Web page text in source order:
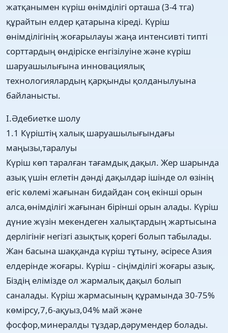
жатқанымен күріш өнімділігі орташа (3-4 тга)
құрайтын елдер қатарына кіреді. Күріш
өнімділігінің жоғарылауы жаңа интенсивті типті
сорттардың өндіріске енгізілуіне және күріш
шаруашылығына инновациялық
технологиялардың қарқынды қолданылуына
байланысты.
I.Әдебиетке шолу
1.1 Күріштің халық шаруашылығындағы
маңызы,таралуы
Күріш көп таралған тағамдық дақыл. Жер шарында
азық үшін еглетін дәнді дақылдар ішінде ол өзінің
егіс көлемі жағынан бидайдан соң екінші орын
алса,өнімділігі жағынан бірінші орын алады. Күріш
дүние жүзін мекендеген халықтардың жартысына
дерлігініғ негізгі азықтық қорегі болып табылады.
Жан басына шаққанда күріш тұтыну, әсіресе Азия
елдерінде жоғары. Күріш - сіңімділігі жоғары азық.
Біздің елімізде ол жармалық дақыл болып
саналады. Күріш жармасының құрамында 30-75%
көмірсу,7,6-ақуыз,04% май және
фосфор,минералды тұздар,дәрумендер болады.